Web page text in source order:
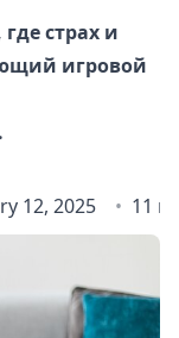
страх и
игровой
12, 2025 11